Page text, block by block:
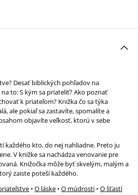
Desať biblických pohľadov na
to: S kým sa priateliť? Ako poznať
k priateľom? Knižka čo sa týka
ale pokiaľ sa zastavíte, spomalíte a
objavíte veľkosť, ktorú v sebe
každého kto, do nej nahliadne. Preto ju
V knižke sa nachádza venovanie pre
Knižočka môže byť skvelým, malým a
zaiste poteší každého.
• O láske • O múdrosti • O šťastí